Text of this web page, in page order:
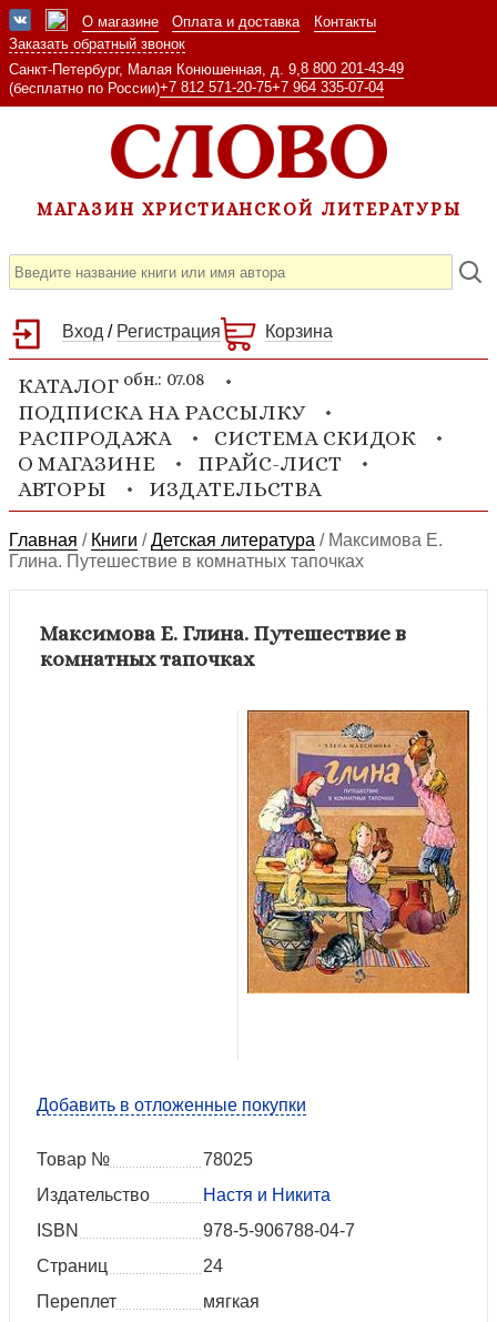
О магазине Оплата и доставка
Контакты
Заказать обратный звонок
Санкт-Петербург, Малая Конюшенная, д. 9, 8 800 201-43-49
(бесплатно по России)+7 812 571-20-75+7 964 335-07-04
МАГАЗИН ХРИСТИАНСКОЙ ЛИТЕРАТУРЫ
Вход / Регистрация Корзина
КАТАЛОГ обн.: 07.08
ПОДПИСКА НА РАССЫЛКУ
РАСПРОДАЖА
СИСТЕМА СКИДОК
О МАГАЗИНЕ
ПРАЙС-ЛИСТ
АВТОРЫ
ИЗДАТЕЛЬСТВА
Главная / Книги /Детская литература / Максимова Е.
Глина. Путешествие в комнатных тапочках
Максимова Е. Глина. Путешествие в
комнатных тапочках
Добавить в отложенные покупки
Товар №
78025
Издательство
Настя и Никита
ISBN
978-5-906788-04-7
Страниц
24
Переплет
мягкая